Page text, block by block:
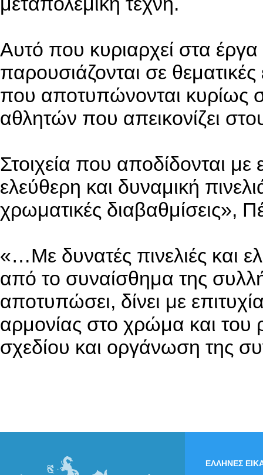
Αυτό που κυριαρχεί στα
παρουσιάζονται σε
που αποτυπώνονται
αθλητών που απεικονίζει
Στοιχεία που αποδίδονται με
ελεύθερη και δυναμική
χρωματικές διαβαθμίσεις»,
«…Με δυνατές πινελιές και
από το συναίσθημα της
αποτυπώσει, δίνει με
αρμονίας στο χρώμα και
σχεδίου και οργάνωση της
ΕΛΛΗΝΕΣ